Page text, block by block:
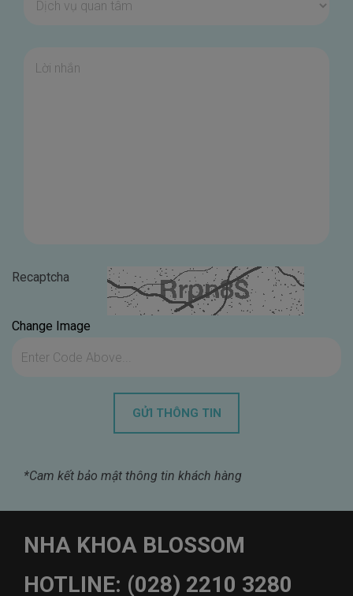
Recaptcha
Change Image
*Cam kết bảo mật thông tin khách hàng
NHA KHOA BLOSSOM
HOTLINE: (028) 2210 3280